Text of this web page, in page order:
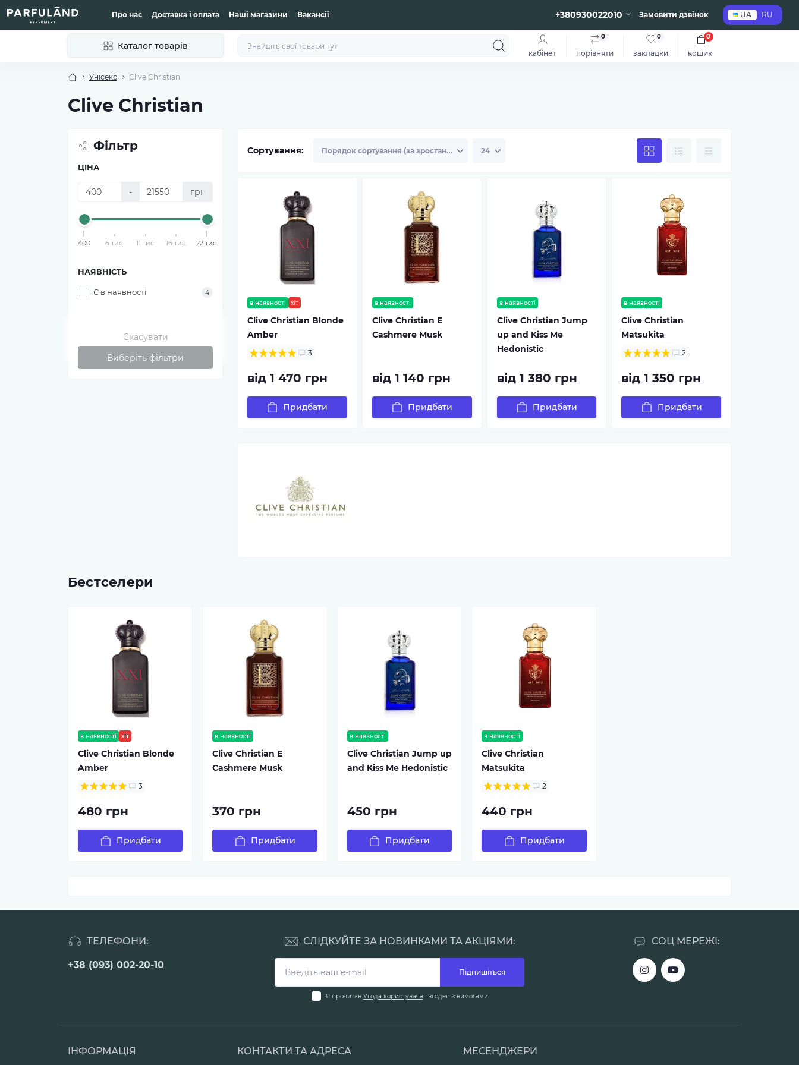
Про нас Доставка і оплата Наші магазини Вакансії +380930022010 Замовити дзвінок UA RU
Каталог товарів
кабінет порівняти
0
закладки
0
кошик
0
Унісекс Clive Christian
Clive Christian
Фільтр
ЦІНА
- грн
400 6 тис. 11 тис. 16 тис. 22 тис.
НАЯВНІСТЬ
Є в наявності 4
Скасувати
Виберіть фільтри
Сортування:
в наявності хіт
Clive Christian Blonde
Amber
3
від 1 470 грн
Придбати
в наявності
Clive Christian E
Cashmere Musk
від 1 140 грн
Придбати
в наявності
Clive Christian Jump
up and Kiss Me
Hedonistic
від 1 380 грн
Придбати
в наявності
Clive Christian
Matsukita
2
від 1 350 грн
Придбати
Бестселери
в наявності хіт
Clive Christian Blonde
Amber
3
480 грн
Придбати
в наявності
Clive Christian E
Cashmere Musk
370 грн
Придбати
в наявності
Clive Christian Jump up
and Kiss Me Hedonistic
450 грн
Придбати
в наявності
Clive Christian
Matsukita
2
440 грн
Придбати
ТЕЛЕФОНИ:
+38 (093) 002-20-10
СОЦ МЕРЕЖІ:
СЛІДКУЙТЕ ЗА НОВИНКАМИ ТА АКЦІЯМИ:
Підпишіться
Я прочитав Угода користувача і згоден з вимогами
ІНФОРМАЦІЯ КОНТАКТИ ТА АДРЕСА МЕСЕНДЖЕРИ